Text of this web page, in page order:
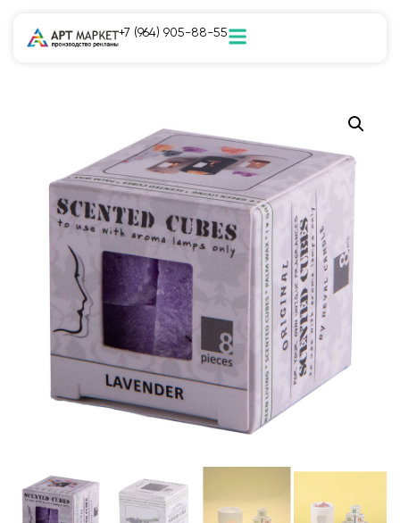
+7 (964) 905-88-55